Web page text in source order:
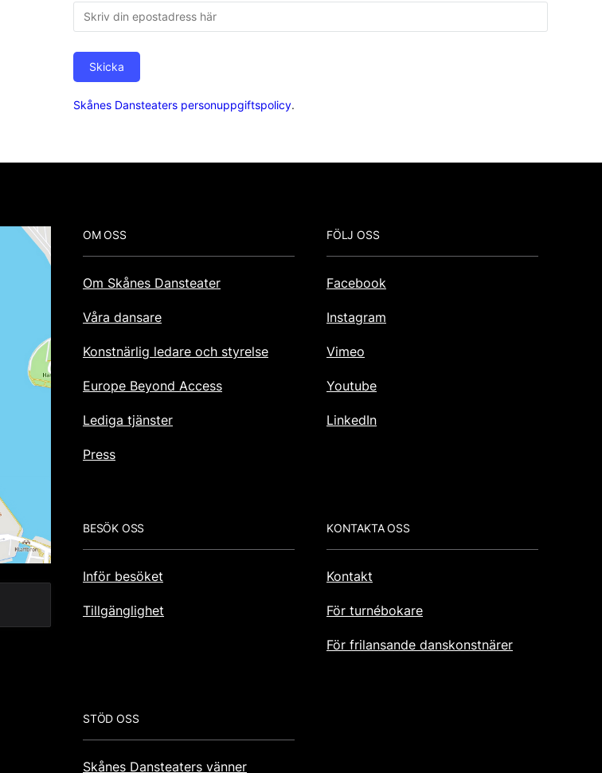
Skicka
Skånes Dansteaters personuppgiftspolicy.
Footer
OM OSS
Om Skånes Dansteater
Våra dansare
Konstnärlig ledare och styrelse
Europe Beyond Access
Lediga tjänster
Press
FÖLJ OSS
Facebook
Instagram
Vimeo
Youtube
LinkedIn
BESÖK OSS
Inför besöket
Tillgänglighet
KONTAKTA OSS
Kontakt
För turnébokare
För frilansande danskonstnärer
STÖD OSS
Skånes Dansteaters vänner